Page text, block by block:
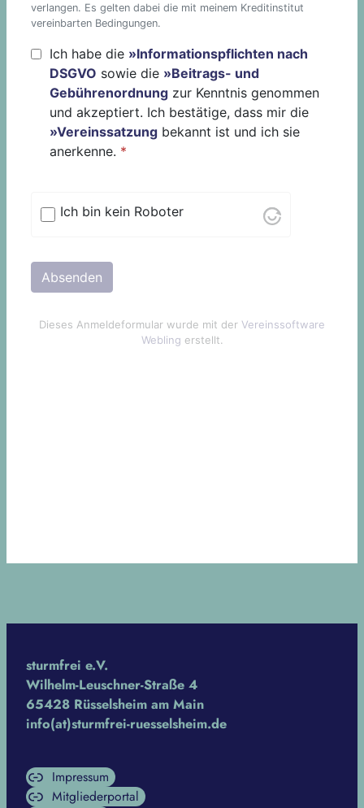
sturmfrei e.V.
Wilhelm-Leuschner-Straße 4
65428 Rüsselsheim am Main
info(at)sturmfrei-ruesselsheim.de
Impressum
Mitgliederportal